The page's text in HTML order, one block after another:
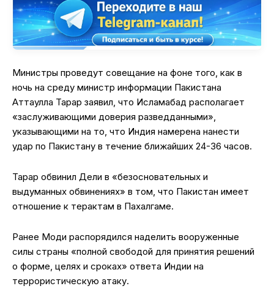
Министры проведут совещание на фоне того, как в
ночь на среду министр информации Пакистана
Аттаулла Тарар заявил, что Исламабад располагает
«заслуживающими доверия разведданными»,
указывающими на то, что Индия намерена нанести
удар по Пакистану в течение ближайших 24-36 часов.
Тарар обвинил Дели в «безосновательных и
выдуманных обвинениях» в том, что Пакистан имеет
отношение к терактам в Пахалгаме.
Ранее Моди распорядился наделить вооруженные
силы страны «полной свободой для принятия решений
о форме, целях и сроках» ответа Индии на
террористическую атаку.